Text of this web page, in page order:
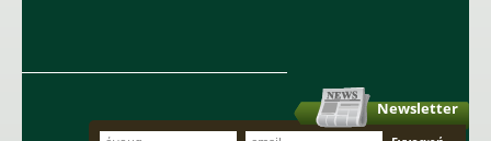
Newsletter